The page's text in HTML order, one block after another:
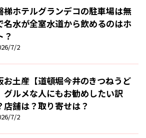
梯ホテルグランデコの駐車場は無
名水が全室水道から飲めるのはホ
？
7/2
お土産【道頓堀今井のきつねうど
グルメな人にもお勧めしたい訳
店舗は？取り寄せは？
7/2